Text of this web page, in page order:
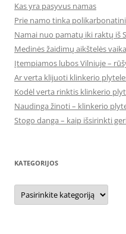
Kas yra pasyvus namas
Prie namo tinka
Namai nuo pamatų iki raktų iš
Medinės žaidimų aikštelės
Įtempiamos lubos Vilniuje –
Ar verta klijuoti klinkerio
Kodėl verta rinktis klinkerio
Naudinga žinoti – klinkerio
Stogo danga – kaip išsirinkti
KATEGORIJOS
Kategorijos